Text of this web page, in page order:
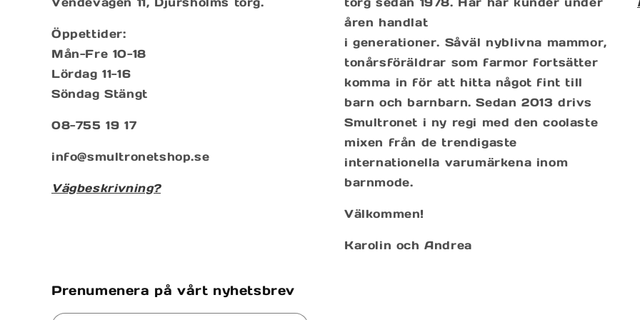
Öppettider:
Mån-Fre 10-18
Lördag 11-16
Söndag Stängt
08-755 19 17
info@smultronetshop.se
Vägbeskrivning?
åren handlat
i generationer. Såväl nyblivna mammor,
tonårsföräldrar som farmor fortsätter
komma in för att hitta något fint till
barn och barnbarn. Sedan 2013 drivs
Smultronet i ny regi med den coolaste
mixen från de trendigaste
internationella varumärkena inom
barnmode.
Välkommen!
Karolin och Andrea
Prenumenera på vårt nyhetsbrev